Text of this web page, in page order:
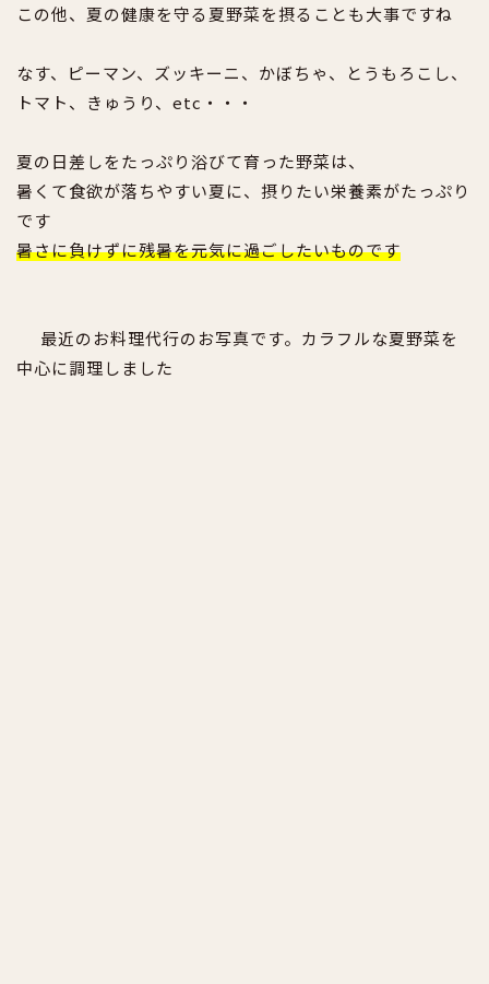
この他、夏の健康を守る夏野菜を摂ることも大事ですね
なす、ピーマン、ズッキーニ、かぼちゃ、とうもろこし、
トマト、きゅうり、etc・・・
夏の日差しをたっぷり浴びて育った野菜は、
暑くて食欲が落ちやすい夏に、摂りたい栄養素がたっぷり
です
暑さに負けずに残暑を元気に過ごしたいものです
最近のお料理代行のお写真です。カラフルな夏野菜を
中心に調理しました